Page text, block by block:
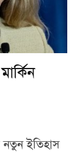
নতুন ইতিহাস